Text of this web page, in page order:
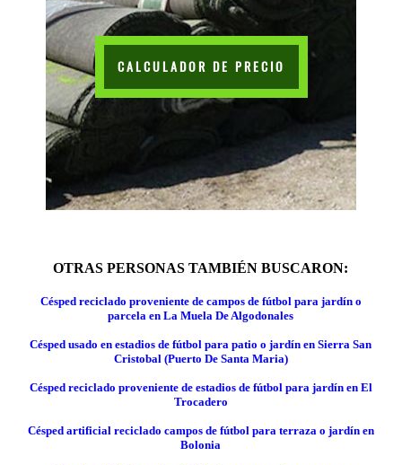
CALCULADOR DE PRECIO
OTRAS PERSONAS TAMBIÉN BUSCARON:
Césped reciclado proveniente de campos de fútbol para jardín o
parcela en La Muela De Algodonales
Césped usado en estadios de fútbol para patio o jardín en Sierra San
Cristobal (Puerto De Santa Maria)
Césped reciclado proveniente de estadios de fútbol para jardín en El
Trocadero
Césped artificial reciclado campos de fútbol para terraza o jardín en
Bolonia